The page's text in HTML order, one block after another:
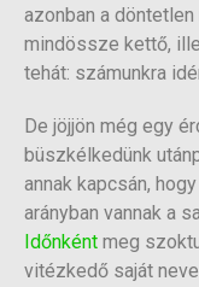
azonban a
mindössze kettő,
tehát: számunkra
De jöjjön még egy
büszkélkedünk
annak kapcsán,
arányban vannak a
Időnként meg
vitézkedő saját